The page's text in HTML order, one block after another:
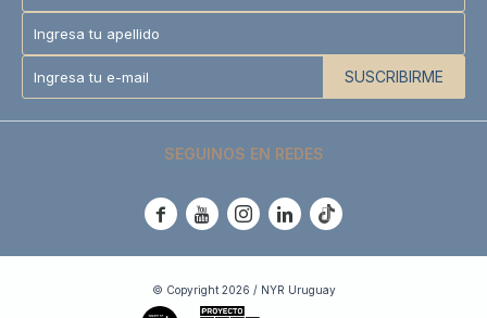
SUSCRIBIRME
SEGUINOS EN REDES
    
© Copyright 2026 / NYR Uruguay